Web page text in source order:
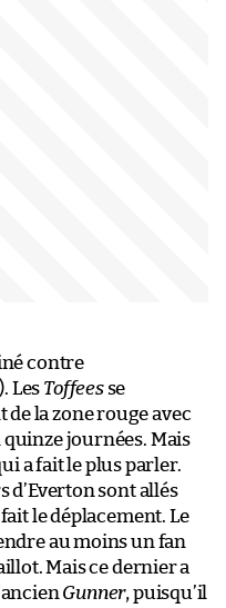
contre
Les Toffeesse
la zone rouge avec
journées. Mais
a fait le plus parler.
d’Everton sont allés
le déplacement. Le
au moins un fan
Mais ce dernier a
Gunner, puisqu’il